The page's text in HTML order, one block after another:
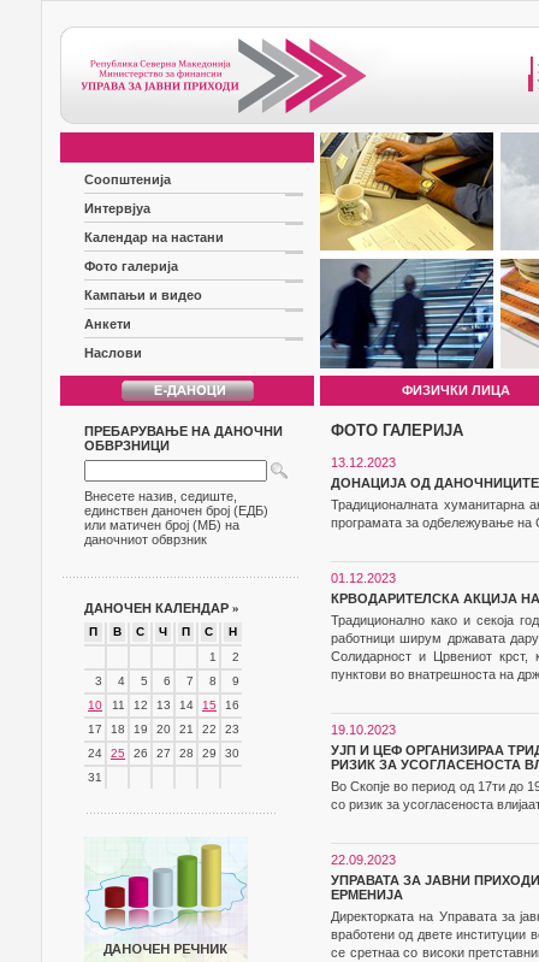
Соопштенија
Интервјуа
Календар на настани
Фото галерија
Кампањи и видео
Анкети
Наслови
ФИЗИЧКИ ЛИЦА
ПРЕБАРУВАЊЕ НА ДАНОЧНИ
ОБВРЗНИЦИ
Внесете назив, седиште,
единствен даночен број (ЕДБ)
или матичен број (МБ) на
даночниот обврзник
ДАНОЧЕН КАЛЕНДАР »
П В С Ч П С
Н
1
2
3
4 5 6 7 8
9
10
11 12 13 14 15
16
17
18 19 20 21 22
23
24
25 26 27 28 29
30
31
ФОТО ГАЛЕРИЈА
13.12.2023
ДОНАЦИЈА ОД
Традиционалната хуманитарна
програмата за одбележување на
01.12.2023
КРВОДАРИТЕЛСКА АКЦИЈА
Традиционално како и секоја
работници ширум државата
Солидарност и Црвениот крст,
пунктови во внатрешноста на
19.10.2023
УЈП И ЦЕФ ОРГАНИЗИРАА
РИЗИК ЗА УСОГЛАСЕНОСТА
Во Скопје во период од 17ти до
со ризик за усогласеноста
22.09.2023
УПРАВАТА ЗА ЈАВНИ
ЕРМЕНИЈА
Директорката на Управата за
вработени од двете институции
се сретнаа со високи